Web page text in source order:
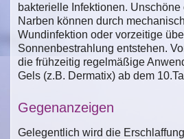
bakterielle Infektionen.
Narben können durch
Wundinfektion oder vorzeitige
Sonnenbestrahlung entstehen.
die frühzeitig regelmäßige
Gels (z.B. Dermatix) ab dem
Gegenanzeigen
Gelegentlich wird die